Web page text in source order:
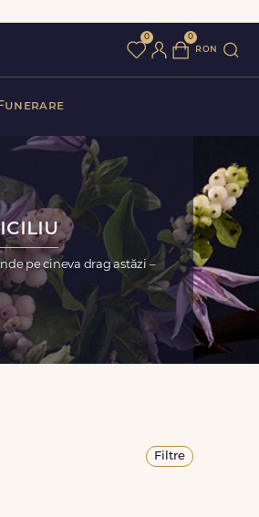
0 0
ron
pe cineva drag astăzi –
Filtre